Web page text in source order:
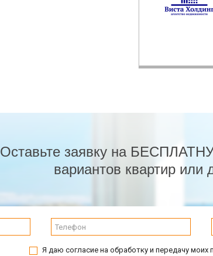
Оставьте заявку на
вариантов квартир или
Я даю согласие на обработку и передачу